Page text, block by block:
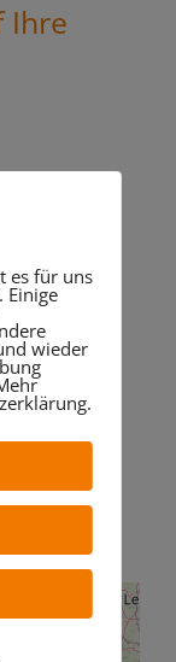
Ihre
es für uns
Einige
wieder